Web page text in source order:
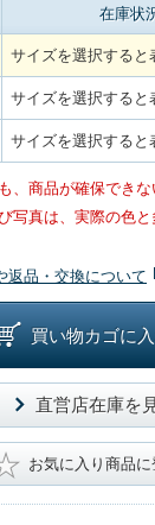
在庫状
サイズを選択すると
サイズを選択すると
サイズを選択すると
、商品が確保できな
写真は、実際の色
返品・交換について
買い物カゴに
直営店在庫を
お気に入り商品に